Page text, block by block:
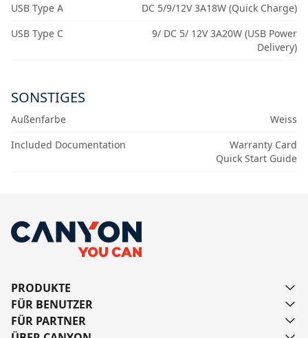
USB Type A
DC 5/9/12V 3A18W (Quick Charge)
USB Type C
9/ DC 5/ 12V 3A20W (USB Power
Delivery)
SONSTIGES
Außenfarbe
Weiss
Included Documentation
Warranty Card
Quick Start Guide
PRODUKTE
FÜR BENUTZER
FÜR PARTNER